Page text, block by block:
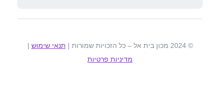
© 2024 מכון בית אל – כל הזכויות שמורות | תנאי שימוש |
מדיניות פרטיות